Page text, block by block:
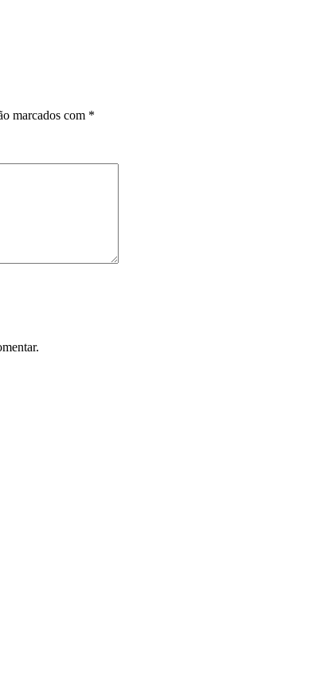
marcados com *